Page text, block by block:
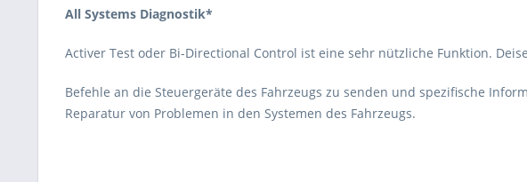
All Systems Diagnostik*
Activer Test oder Bi-Directional Control ist eine sehr nützliche Funktion.
Befehle an die Steuergeräte des Fahrzeugs zu senden und spezifische
Reparatur von Problemen in den Systemen des Fahrzeugs.